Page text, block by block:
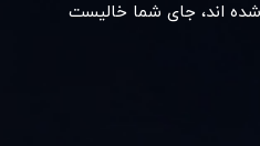
شده اند، جای شما خالیست